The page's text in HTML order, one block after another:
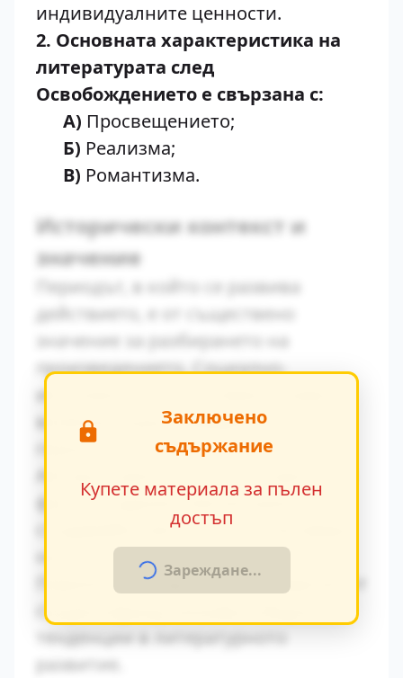
индивидуалните ценности.
2. Основната характеристика на
литературата след
Освобождението е свързана с:
A) Просвещението;
Б) Реализма;
B) Романтизма.
Исторически контекст и
значение
Периодът, в който се развива
действието, е от съществено
значение за разбирането на
произведението. Социално-
икономическите условия оказват
влияние върху поведението на
героите.
факти в художествения разказ,
създавайки автентична атмосфера
на епохата.
Паралелите с други произведения от
същия период показват общите
развитие.
Заключено
съдържание
Купете материала за пълен
достъп
Зареждане...